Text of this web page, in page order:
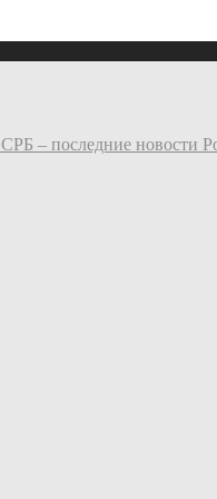
СРБ – последние новости